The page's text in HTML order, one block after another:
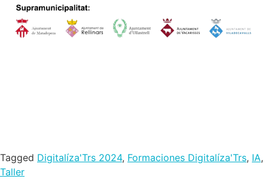
Tagged Digitalíza'Trs 2024, Formaciones Digitalíza'Trs, IA,
Taller